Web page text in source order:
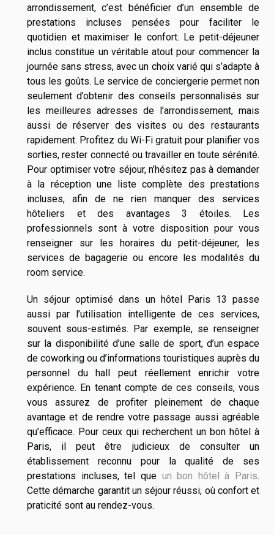
arrondissement, c’est bénéficier d’un ensemble de
prestations incluses pensées pour faciliter le
quotidien et maximiser le confort. Le petit-déjeuner
inclus constitue un véritable atout pour commencer la
journée sans stress, avec un choix varié qui s’adapte à
tous les goûts. Le service de conciergerie permet non
seulement d’obtenir des conseils personnalisés sur
les meilleures adresses de l’arrondissement, mais
aussi de réserver des visites ou des restaurants
rapidement. Profitez du Wi-Fi gratuit pour planifier vos
sorties, rester connecté ou travailler en toute sérénité.
Pour optimiser votre séjour, n’hésitez pas à demander
à la réception une liste complète des prestations
incluses, afin de ne rien manquer des services
hôteliers et des avantages 3 étoiles. Les
professionnels sont à votre disposition pour vous
renseigner sur les horaires du petit-déjeuner, les
services de bagagerie ou encore les modalités du
room service.
Un séjour optimisé dans un hôtel Paris 13 passe
aussi par l’utilisation intelligente de ces services,
souvent sous-estimés. Par exemple, se renseigner
sur la disponibilité d’une salle de sport, d’un espace
de coworking ou d’informations touristiques auprès du
personnel du hall peut réellement enrichir votre
expérience. En tenant compte de ces conseils, vous
vous assurez de profiter pleinement de chaque
avantage et de rendre votre passage aussi agréable
qu’efficace. Pour ceux qui recherchent un bon hôtel à
Paris, il peut être judicieux de consulter un
établissement reconnu pour la qualité de ses
prestations incluses, tel que un bon hôtel à Paris.
Cette démarche garantit un séjour réussi, où confort et
praticité sont au rendez-vous.